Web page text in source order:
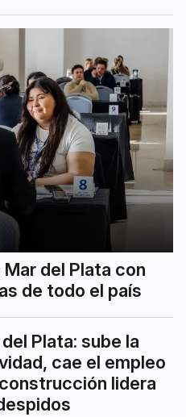
del Plata con
de todo el país
Plata: sube la
cae el empleo
lidera